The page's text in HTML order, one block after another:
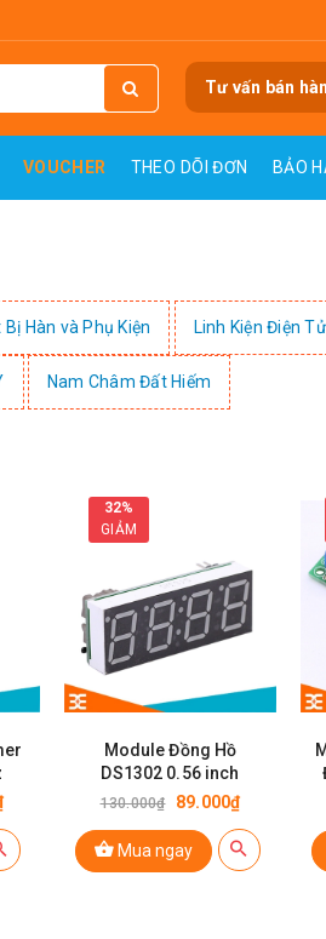
Tư vấn bán
VOUCHER THEO DÕI ĐƠN BẢO
Hàn và Phụ Kiện Linh Kiện Điện Tử
Nam Châm Đất Hiếm
32%
GIẢM
Module Đồng Hồ
DS1302 0.56 inch
130.000₫ 89.000₫
Mua ngay